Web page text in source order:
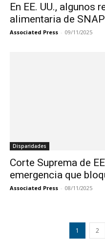
En EE. UU., algunos
alimentaria de
Associated Press - 09/11/2025
Disparidades
Corte Suprema de
emergencia que
Associated Press - 08/11/2025
1 2